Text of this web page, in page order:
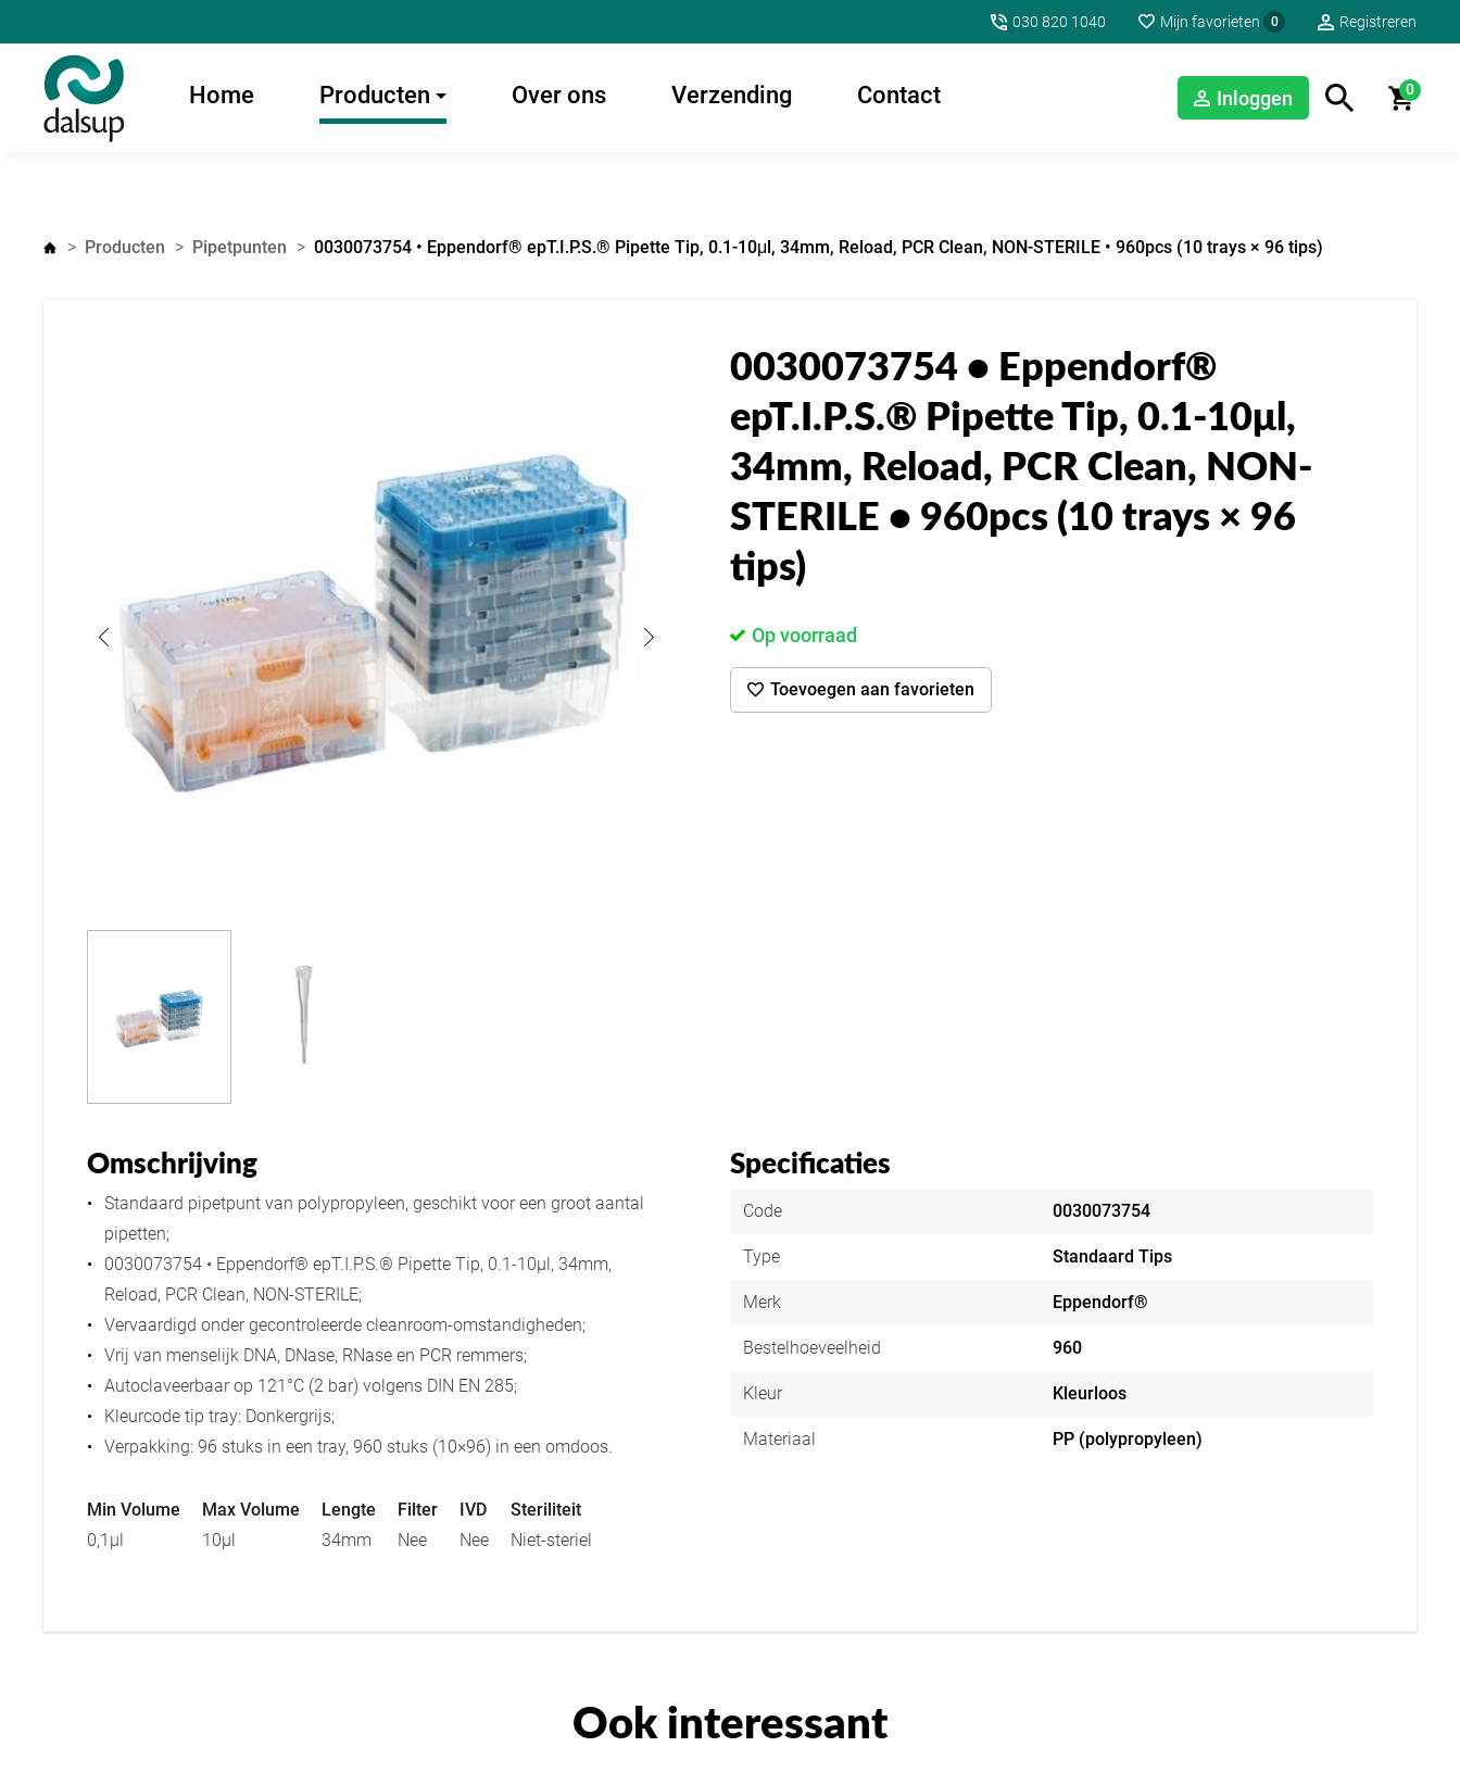
030 820 1040 Mijn favorieten 0 Registreren
Home Producten Over ons Verzending Contact Inloggen 0
Producten Pipetpunten 0030073754 • Eppendorf® epT.I.P.S.® Pipette Tip, 0.1-10μl, 34mm, Reload, PCR Clean, NON-STERILE • 960pcs (10 trays × 96 tips)
0030073754 • Eppendorf®
epT.I.P.S.® Pipette Tip, 0.1-10μl,
34mm, Reload, PCR Clean, NON-
STERILE • 960pcs (10 trays × 96
tips)
Op voorraad
Toevoegen aan favorieten
Omschrijving
Standaard pipetpunt van polypropyleen, geschikt voor een groot aantal
pipetten;
0030073754 • Eppendorf® epT.I.P.S.® Pipette Tip, 0.1-10µl, 34mm,
Reload, PCR Clean, NON-STERILE;
Vervaardigd onder gecontroleerde cleanroom-omstandigheden;
Vrij van menselijk DNA, DNase, RNase en PCR remmers;
Autoclaveerbaar op 121°C (2 bar) volgens DIN EN 285;
Kleurcode tip tray: Donkergrijs;
Verpakking: 96 stuks in een tray, 960 stuks (10×96) in een omdoos.
Min Volume Max Volume Lengte Filter IVD
Steriliteit
0,1µl
10µl 34mm Nee Nee Niet-steriel
Specificaties
Code 0030073754
Type Standaard Tips
Merk Eppendorf®
Bestelhoeveelheid 960
Kleur Kleurloos
Materiaal PP (polypropyleen)
Ook interessant